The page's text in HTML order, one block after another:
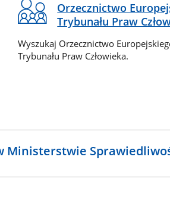
Orzecznictwo
Trybunału Praw
Wyszukaj Orzecznictwo
Trybunału Praw Człowieka.
Ministerstwie